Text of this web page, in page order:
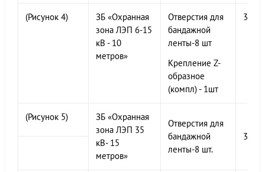
(Рисунок 4)
ЗБ «Охранная
зона ЛЭП 6-15
кВ - 10
метров»
Отверстия для
бандажной
ленты-8 шт
Крепление Z-
образное
(компл) - 1шт
(Рисунок 5)
ЗБ «Охранная
зона ЛЭП 35
кВ- 15
метров»
Отверстия для
бандажной
ленты-8 шт.